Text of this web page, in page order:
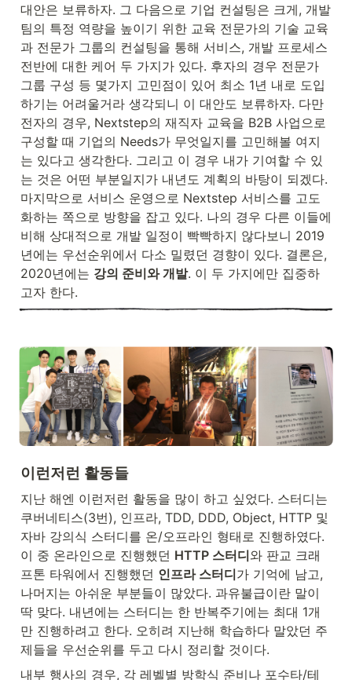
대안은 보류하자. 그 다음으로 기업 컨설팅은 크게, 개발
팀의 특정 역량을 높이기 위한 교육 전문가의 기술 교육
과 전문가 그룹의 컨설팅을 통해 서비스, 개발 프로세스
전반에 대한 케어 두 가지가 있다. 후자의 경우 전문가
그룹 구성 등 몇가지 고민점이 있어 최소 1년 내로 도입
하기는 어려울거라 생각되니 이 대안도 보류하자. 다만
전자의 경우, Nextstep의 재직자 교육을 B2B 사업으로
구성할 때 기업의 Needs가 무엇일지를 고민해볼 여지
는 있다고 생각한다. 그리고 이 경우 내가 기여할 수 있
는 것은 어떤 부분일지가 내년도 계획의 바탕이 되겠다.
마지막으로 서비스 운영으로 Nextstep 서비스를 고도
화하는 쪽으로 방향을 잡고 있다. 나의 경우 다른 이들에
비해 상대적으로 개발 일정이 빡빡하지 않다보니 2019
년에는 우선순위에서 다소 밀렸던 경향이 있다. 결론은,
2020년에는 강의 준비와 개발. 이 두 가지에만 집중하
고자 한다.
이런저런 활동들
지난 해엔 이런저런 활동을 많이 하고 싶었다. 스터디는
쿠버네티스(3번), 인프라, TDD, DDD, Object, HTTP 및
자바 강의식 스터디를 온/오프라인 형태로 진행하였다.
이 중 온라인으로 진행했던 HTTP 스터디와 판교 크래
프톤 타워에서 진행했던 인프라 스터디가 기억에 남고,
나머지는 아쉬운 부분들이 많았다. 과유불급이란 말이
딱 맞다. 내년에는 스터디는 한 반복주기에는 최대 1개
만 진행하려고 한다. 오히려 지난해 학습하다 말았던 주
제들을 우선순위를 두고 다시 정리할 것이다.
내부 행사의 경우, 각 레벨별 방학식 준비나 포수타/테